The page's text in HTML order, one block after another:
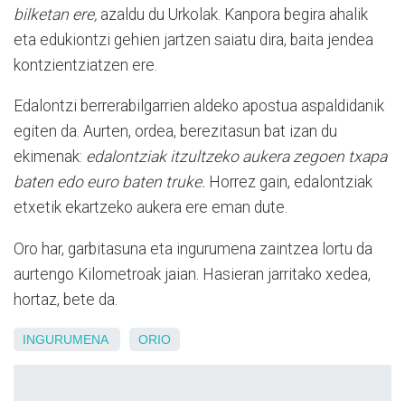
bilketan ere, azaldu du Urkolak. Kanpora begira ahalik
eta edukiontzi gehien jartzen saiatu dira, baita jendea
kontzientziatzen ere.
Edalontzi berrerabilgarrien aldeko apostua aspaldidanik
egiten da. Aurten, ordea, berezitasun bat izan du
ekimenak: edalontziak itzultzeko aukera zegoen txapa
baten edo euro baten truke. Horrez gain, edalontziak
etxetik ekartzeko aukera ere eman dute.
Oro har, garbitasuna eta ingurumena zaintzea lortu da
aurtengo Kilometroak jaian. Hasieran jarritako xedea,
hortaz, bete da.
INGURUMENA ORIO